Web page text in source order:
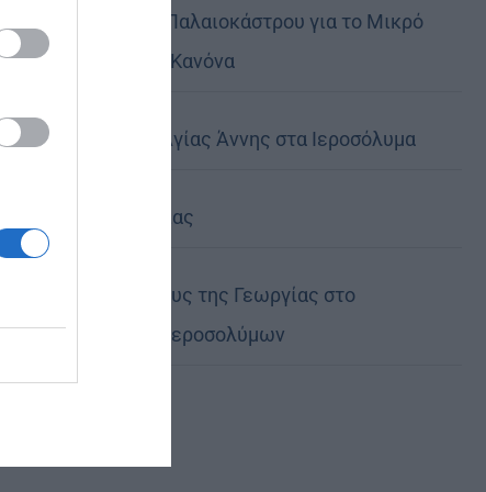
Παρασκευής Παλαιοκάστρου για το Μικρό
Παρακλητικό Κανόνα
Η Εορτή της Αγίας Άννης στα Ιεροσόλυμα
Περί λαιμαργίας
Ο νέος Πρέσβυς της Γεωργίας στο
Πατριαρχείο Ιεροσολύμων